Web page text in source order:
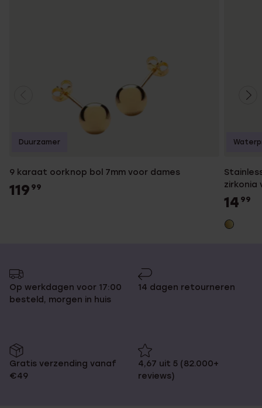
9 karaat oorknop bol 7mm voor dames
119 99
Duurzamer
zirkonia
14 99
Op werkdagen voor 17:00
besteld, morgen in huis
14 dagen retourneren
Gratis verzending vanaf
€49
4,67 uit 5 (82.000+
reviews)